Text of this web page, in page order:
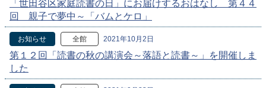
「世田谷区家庭読書の日」にお届けするおはなし 第４４
回 親子で夢中～「バムとケロ」
お知らせ 全館 2021年10月2日
第１２回「読書の秋の講演会～落語と読書～」を開催しま
した